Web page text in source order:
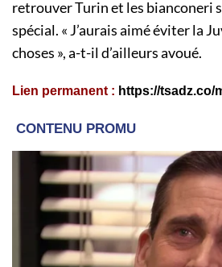
retrouver Turin et les bianconeri
spécial. « J’aurais aimé éviter la
choses », a-t-il d’ailleurs avoué.
Lien permanent : https://tsadz.co/